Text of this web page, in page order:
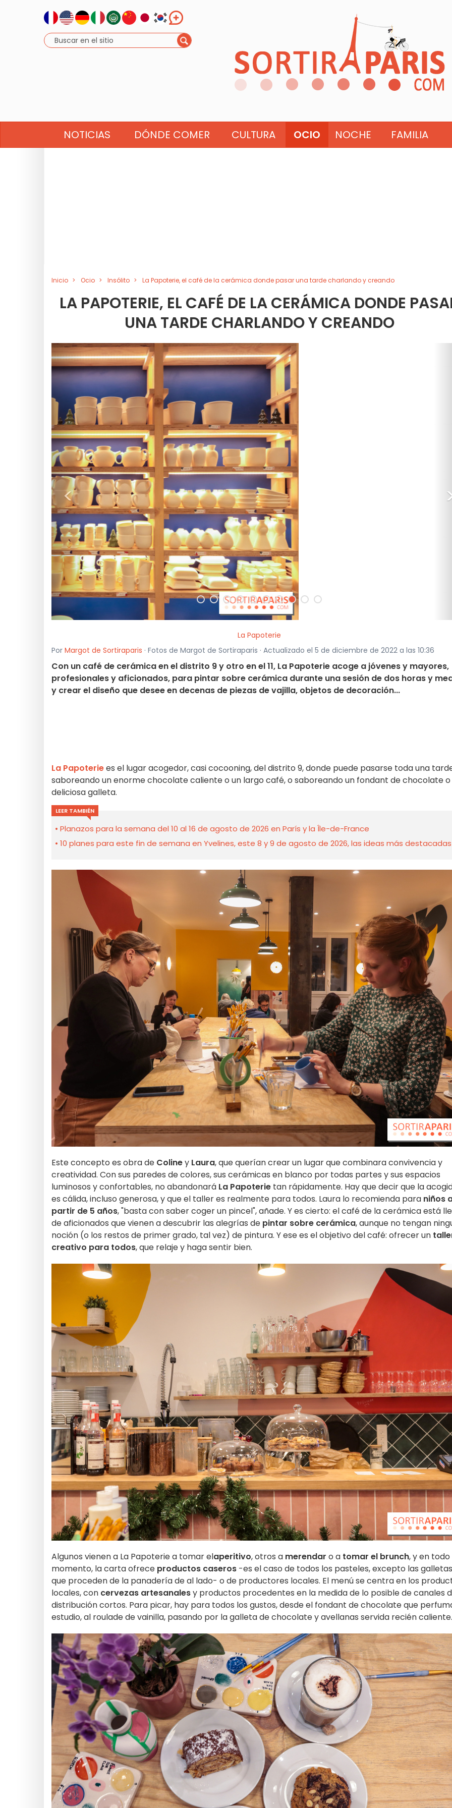
NOTICIAS DÓNDE COMER CULTURA OCIO NOCHE FAMILIA
Inicio Ocio Insólito La Papoterie, el café de la cerámica donde pasar una tarde charlando y creando
LA PAPOTERIE, EL CAFÉ DE LA CERÁMICA DONDE
UNA TARDE CHARLANDO Y CREANDO
<
La Papoterie
Por Margot de Sortiraparis · Fotos de Margot de Sortiraparis · Actualizado el 5 de diciembre de 2022 a las 10:36
Con un café de cerámica en el distrito 9 y otro en el 11, La Papoterie acoge a jóvenes y mayores,
profesionales y aficionados, para pintar sobre cerámica durante una sesión de dos horas y
y crear el diseño que desee en decenas de piezas de vajilla, objetos de decoración...
La Papoteriees el lugar acogedor, casi cocooning, del distrito 9, donde puede pasarse toda una
saboreando un enorme chocolate caliente o un largo café, o saboreando un fondant de chocolate o
deliciosa galleta.
LEER TAMBIÉN
Planazos para la semana del 10 al 16 de agosto de 2026 en París y la Île-de-France
10 planes para este fin de semana en Yvelines, este 8 y 9 de agosto de 2026, las ideas más destacadas
Este concepto es obra de Coliney Laura, que querían crear un lugar que combinara convivencia y
creatividad. Con sus paredes de colores, sus cerámicas en blanco por todas partes y sus espacios
luminosos y confortables, no abandonará La Papoterie tan rápidamente. Hay que decir que la
es cálida, incluso generosa, y que el taller es realmente para todos. Laura lo recomienda para niños
partir de 5 años, "basta con saber coger un pincel", añade. Y es cierto: el café de la cerámica está
de aficionados que vienen a descubrir las alegrías de pintar sobre cerámica, aunque no tengan
noción (o los restos de primer grado, tal vez) de pintura. Y ese es el objetivo del café: ofrecer un
creativo para todos, que relaje y haga sentir bien.
Algunos vienen a La Papoterie a tomar elaperitivo, otros a merendar o a tomar el brunch, y en todo
momento, la carta ofrece productos caseros -es el caso de todos los pasteles, excepto las
que proceden de la panadería de al lado- o de productores locales. El menú se centra en los
locales, con cervezas artesanalesy productos procedentes en la medida de lo posible de canales
distribución cortos. Para picar, hay para todos los gustos, desde el fondant de chocolate que
estudio, al roulade de vainilla, pasando por la galleta de chocolate y avellanas servida recién